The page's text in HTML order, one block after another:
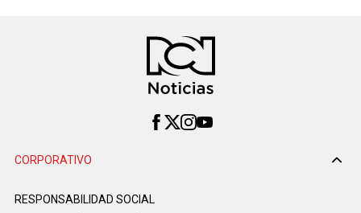
CORPORATIVO
RESPONSABILIDAD SOCIAL